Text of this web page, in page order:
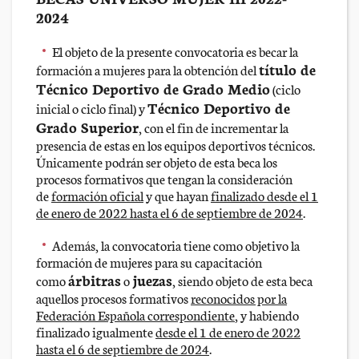
2024
El objeto de la presente convocatoria es becar la
formación a mujeres para la obtención deltítulo de
Técnico Deportivo de Grado Medio(ciclo
inicial o ciclo final) yTécnico Deportivo de
Grado Superior, con el fin de incrementar la
presencia de estas en los equipos deportivos técnicos.
Únicamente podrán ser objeto de esta beca los
procesos formativos que tengan la consideración
deformación oficialy que hayanfinalizado desde el 1
de enero de 2022 hasta el 6 de septiembre de 2024.
Además, la convocatoria tiene como objetivo la
formación de mujeres para su capacitación
comoárbitrasojuezas, siendo objeto de esta beca
aquellos procesos formativosreconocidos por la
Federación Española correspondiente, y habiendo
finalizado igualmentedesde el 1 de enero de 2022
hasta el 6 de septiembre de 2024.